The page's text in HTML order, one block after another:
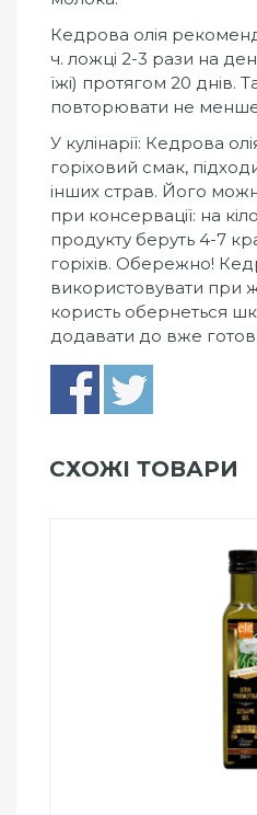
Кедрова олія
ч. ложці 2-3 рази на
їжі) протягом 20 днів.
повторювати не менше
У кулінарії: Кедрова
горіховий смак,
інших страв. Його
при консервації: на
продукту беруть 4-7
горіхів. Обережно!
використовувати при
користь обернеться
додавати до вже
СХОЖІ ТОВАРИ
Add to